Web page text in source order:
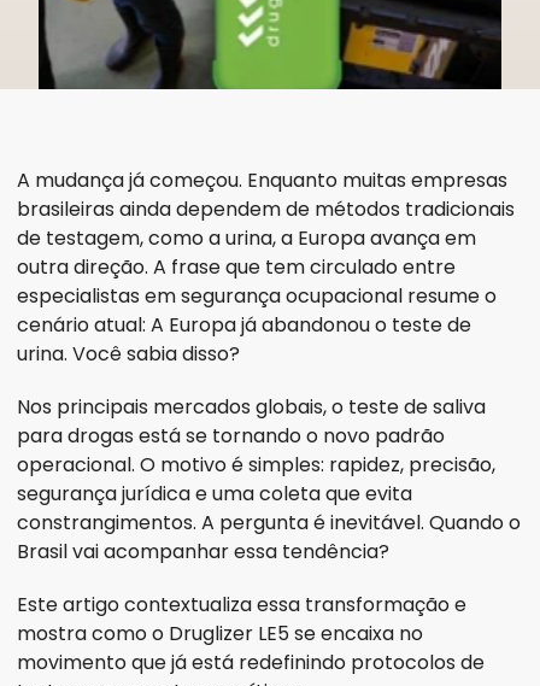
A mudança já começou. Enquanto muitas empresas
brasileiras ainda dependem de métodos tradicionais
de testagem, como a urina, a Europa avança em
outra direção. A frase que tem circulado entre
especialistas em segurança ocupacional resume o
cenário atual: A Europa já abandonou o teste de
urina. Você sabia disso?
Nos principais mercados globais, o teste de saliva
para drogas está se tornando o novo padrão
operacional. O motivo é simples: rapidez, precisão,
segurança jurídica e uma coleta que evita
constrangimentos. A pergunta é inevitável. Quando o
Brasil vai acompanhar essa tendência?
Este artigo contextualiza essa transformação e
mostra como o Druglizer LE5 se encaixa no
movimento que já está redefinindo protocolos de